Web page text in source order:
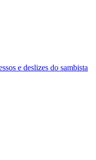
e deslizes do sambista